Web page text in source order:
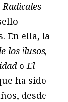
Radicales
En ella, la
los ilusos,
oEl
ha sido
desde